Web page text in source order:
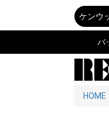
バ
HOME